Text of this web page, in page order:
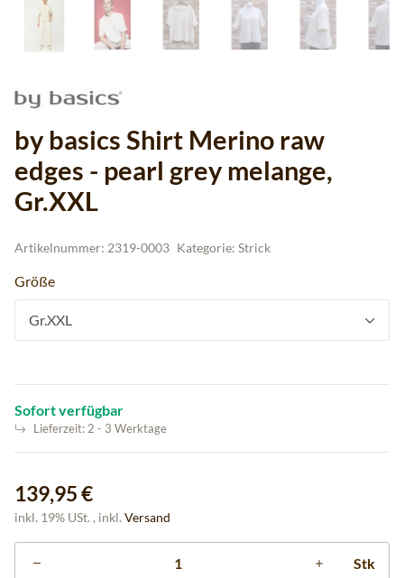
by basics Shirt Merino raw
edges - pearl grey melange,
Gr.XXL
Artikelnummer: 2319-0003 Kategorie: Strick
Größe
Gr.XXL
Sofort verfügbar
Lieferzeit: 2 - 3 Werktage
139,95 €
inkl. 19% USt. , inkl. Versand
Stk